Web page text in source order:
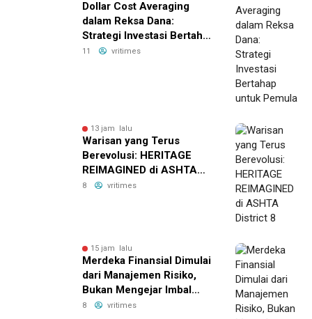
Dollar Cost Averaging
dalam Reksa Dana:
Strategi Investasi Bertahap
untuk Pemula
11 vritimes
13 jam lalu
Warisan yang Terus
Berevolusi: HERITAGE
REIMAGINED di ASHTA
District 8
8 vritimes
15 jam lalu
Merdeka Finansial Dimulai
dari Manajemen Risiko,
Bukan Mengejar Imbal
Hasil Cepat
8 vritimes